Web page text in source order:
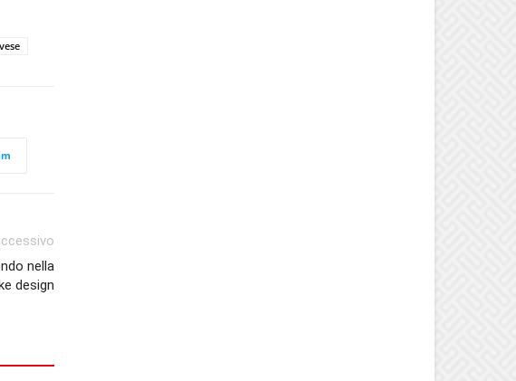
nella
design